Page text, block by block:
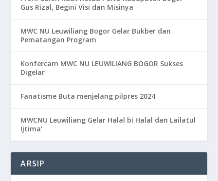
Gus Rizal, Begini Visi dan Misinya
MWC NU Leuwiliang Bogor Gelar Bukber dan
Pematangan Program
Konfercam MWC NU LEUWILIANG BOGOR Sukses
Digelar
Fanatisme Buta menjelang pilpres 2024
MWCNU Leuwiliang Gelar Halal bi Halal dan Lailatul
Ijtima’
ARSIP